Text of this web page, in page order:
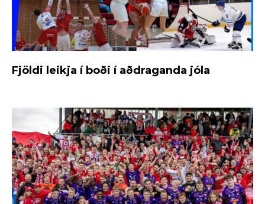
Fjöldi leikja í boði í aðdraganda jóla